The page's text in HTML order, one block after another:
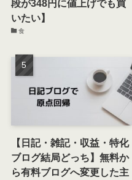
段が348円に値上げでも買
いたい】
食
【日記・雑記・収益・特化
ブログ結局どっち】無料か
ら有料ブログへ変更した主